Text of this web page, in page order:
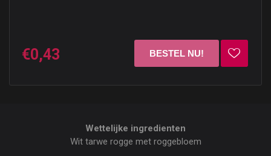
€0,43
Wettelijke ingredienten
Wit tarwe rogge met roggebloem